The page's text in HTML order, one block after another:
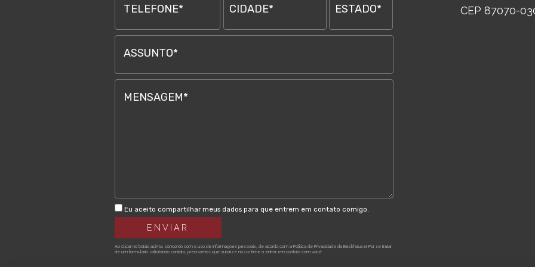
TELEFONE* CIDADE* ESTADO*
ASSUNTO*
MENSAGEM*
Eu aceito compartilhar meus dados para que entrem em contato comigo.
Ao clicar no botão acima, concordo com o uso de informações pessoais, de acordo com a Política de Privacidade da Beckhauser. Por se tratar
de um formulário solicitando contato, precisamos que autorize nosso time a entrar em contato com você.
CEP 87070-